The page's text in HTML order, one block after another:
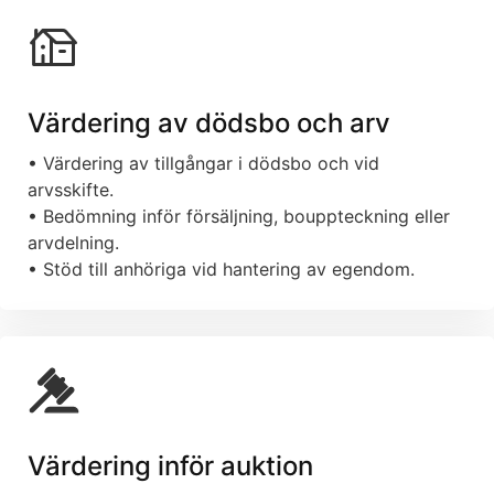
Värdering av dödsbo och arv
• Värdering av tillgångar i dödsbo och vid
arvsskifte.
• Bedömning inför försäljning, bouppteckning eller
arvdelning.
• Stöd till anhöriga vid hantering av egendom.
Värdering inför auktion